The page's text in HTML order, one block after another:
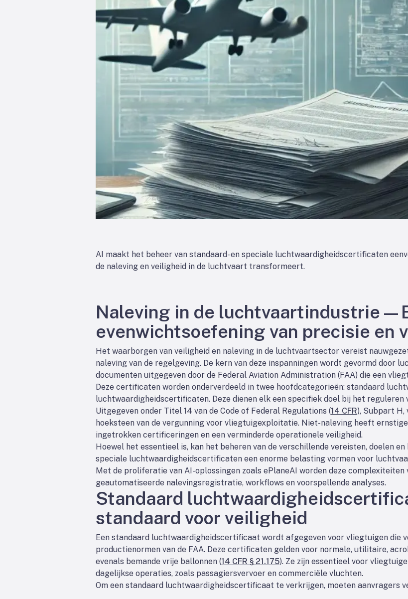
AI maakt het beheer van standaard- en speciale luchtwaardigheidscertificaten
de naleving en veiligheid in de luchtvaart transformeert.
Naleving in de
evenwichtsoefening van precisie en
Het waarborgen van veiligheid en naleving in de luchtvaartsector vereist
naleving van de regelgeving. De kern van deze inspanningen wordt gevormd door
documenten uitgegeven door de Federal Aviation Administration (FAA) die een
Deze certificaten worden onderverdeeld in twee hoofdcategorieën: standaard
luchtwaardigheidscertificaten. Deze dienen elk een specifiek doel bij het reguleren
Uitgegeven onder Titel 14 van de Code of Federal Regulations (14 CFR), Subpart
hoeksteen van de vergunning voor vliegtuigexploitatie. Niet-naleving heeft
ingetrokken certificeringen en een verminderde operationele veiligheid.
Hoewel het essentieel is, kan het beheren van de verschillende vereisten, doelen
speciale luchtwaardigheidscertificaten een enorme belasting vormen voor
Met de proliferatie van AI-oplossingen zoals ePlaneAI worden deze complexiteiten
geautomatiseerde nalevingsregistratie, workflows en voorspellende analyses.
Standaard
standaard voor veiligheid
Een standaard luchtwaardigheidscertificaat wordt afgegeven voor vliegtuigen die
productienormen van de FAA. Deze certificaten gelden voor normale, utilitaire,
evenals bemande vrije ballonnen (14 CFR § 21.175). Ze zijn essentieel voor
dagelijkse operaties, zoals passagiersvervoer en commerciële vluchten.
Om een standaard luchtwaardigheidscertificaat te verkrijgen, moeten aanvragers